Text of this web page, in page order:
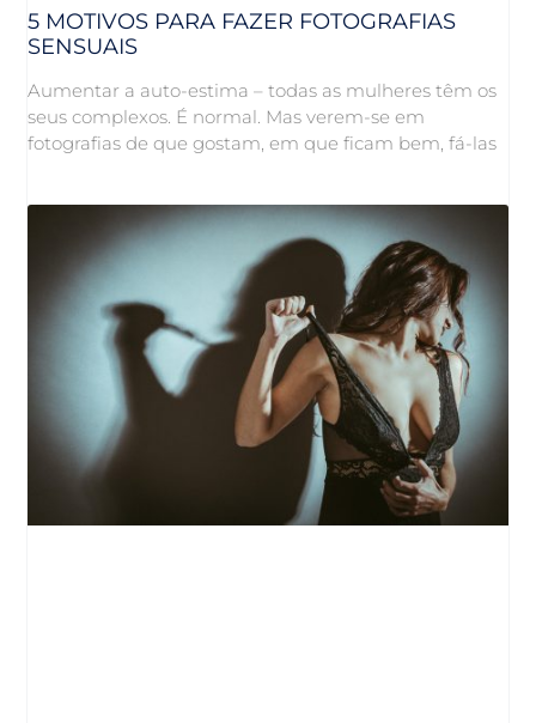
5 MOTIVOS PARA FAZER FOTOGRAFIAS
SENSUAIS
Aumentar a auto-estima – todas as mulheres têm os
seus complexos. É normal. Mas verem-se em
fotografias de que gostam, em que ficam bem, fá-las